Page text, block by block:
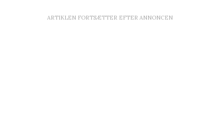
ARTIKLEN FORTSÆTTER EFTER ANNONCEN